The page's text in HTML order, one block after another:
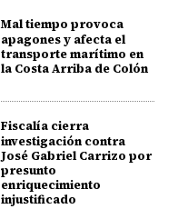
Mal tiempo provoca
apagones y afecta el
transporte marítimo en
la Costa Arriba de Colón
Fiscalía cierra
investigación contra
José Gabriel Carrizo por
presunto
enriquecimiento
injustificado